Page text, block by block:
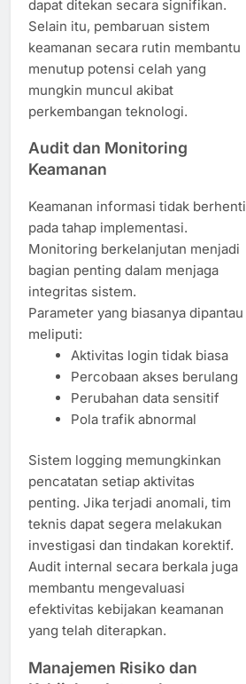
dapat ditekan secara signifikan.
Selain itu, pembaruan sistem
keamanan secara rutin membantu
menutup potensi celah yang
mungkin muncul akibat
perkembangan teknologi.
Audit dan Monitoring
Keamanan
Keamanan informasi tidak berhenti
pada tahap implementasi.
Monitoring berkelanjutan menjadi
bagian penting dalam menjaga
integritas sistem.
Parameter yang biasanya dipantau
meliputi:
Aktivitas login tidak biasa
Percobaan akses berulang
Perubahan data sensitif
Pola trafik abnormal
Sistem logging memungkinkan
pencatatan setiap aktivitas
penting. Jika terjadi anomali, tim
teknis dapat segera melakukan
investigasi dan tindakan korektif.
Audit internal secara berkala juga
membantu mengevaluasi
efektivitas kebijakan keamanan
yang telah diterapkan.
Manajemen Risiko dan